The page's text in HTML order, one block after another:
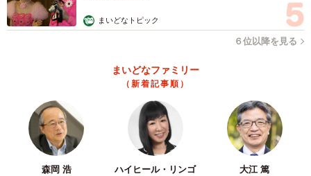
市の担当者は「メディアにもたくさん取り上げられてい
ますし、コロナの影響を受ける中、おもしろい企画だった
ないことが１位になっているのもうれしい」と話す。
さらに、今回話題になったのが全投票者から抽選で130人
に送られた“謀反お知らせはがき”。行政用の通知書を模した
パロディはがきになっており「謀反に関する大切なお知ら
せ」というタイトルで、宛先は光秀が築城した福知山城を
まいどなトピック
６位以降を見る
まいどなファミリー
（新着記事順）
森岡 浩 ハイヒール・リンゴ 大江 篤